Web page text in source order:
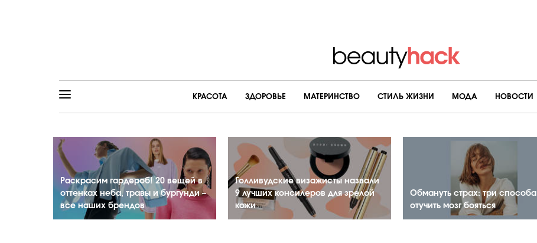
КРАСОТА ЗДОРОВЬЕ МАТЕРИНСТВО CТИЛЬ ЖИЗНИ МОДА НОВОСТИ
Раскрасим гардероб! 20 вещей в
оттенках неба, травы и бургунди –
все наших брендов
Голливудские визажисты назвали
9 лучших консилеров для зрелой
кожи
Обмануть страх: три способа
отучить мозг бояться